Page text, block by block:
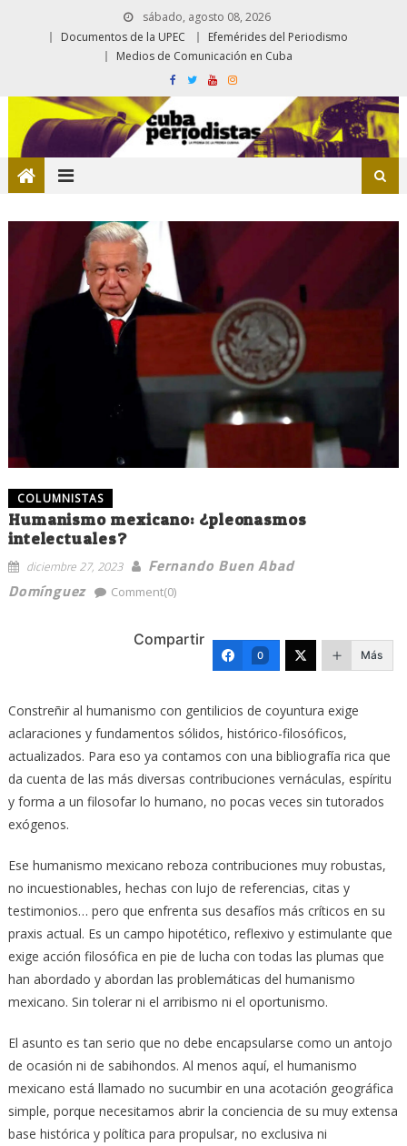
sábado, agosto 08, 2026
Documentos de la UPEC
Efemérides del Periodismo
Medios de Comunicación en Cuba
COLUMNISTAS
Humanismo mexicano: ¿pleonasmos
intelectuales?
diciembre 27, 2023
Fernando Buen Abad
Domínguez
Comment(0)
Compartir
0 Más
Constreñir al humanismo con gentilicios de coyuntura exige
aclaraciones y fundamentos sólidos, histórico-filosóficos,
actualizados. Para eso ya contamos con una bibliografía rica que
da cuenta de las más diversas contribuciones vernáculas, espíritu
y forma a un filosofar lo humano, no pocas veces sin tutorados
exógenos.
Ese humanismo mexicano reboza contribuciones muy robustas,
no incuestionables, hechas con lujo de referencias, citas y
testimonios… pero que enfrenta sus desafíos más críticos en su
praxis actual. Es un campo hipotético, reflexivo y estimulante que
exige acción filosófica en pie de lucha con todas las plumas que
han abordado y abordan las problemáticas del humanismo
mexicano. Sin tolerar ni el arribismo ni el oportunismo.
El asunto es tan serio que no debe encapsularse como un antojo
de ocasión ni de sabihondos. Al menos aquí, el humanismo
mexicano está llamado no sucumbir en una acotación geográfica
simple, porque necesitamos abrir la conciencia de su muy extensa
base histórica y política para propulsar, no exclusiva ni